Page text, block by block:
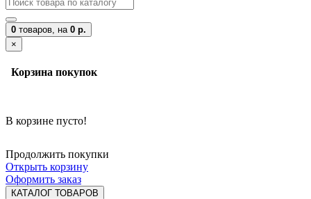
0 товаров, на 0 р.
×
Корзина покупок
В корзине пусто!
Продолжить покупки
Открыть корзину
Оформить заказ
КАТАЛОГ ТОВАРОВ